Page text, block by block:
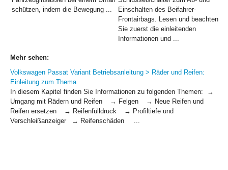
schützen, indem die Bewegung ...
Einschalten des Beifahrer-
Frontairbags. Lesen und beachten
Sie zuerst die einleitenden
Informationen und ...
Mehr sehen:
Volkswagen Passat Variant Betriebsanleitung > Räder und Reifen:
Einleitung zum Thema
In diesem Kapitel finden Sie Informationen zu folgenden Themen: →
Umgang mit Rädern und Reifen → Felgen → Neue Reifen und
Reifen ersetzen → Reifenfülldruck → Profiltiefe und
Verschleißanzeiger → Reifenschäden ...